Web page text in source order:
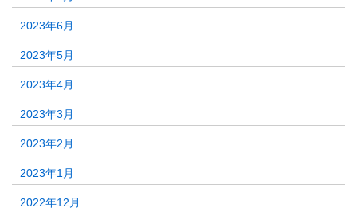
2023年6月
2023年5月
2023年4月
2023年3月
2023年2月
2023年1月
2022年12月